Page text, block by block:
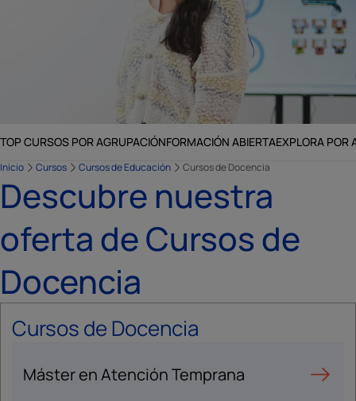
TOP CURSOS POR AGRUPACIÓNFORMACIÓN ABIERTAEXPLORA POR
Inicio Cursos Cursos de Educación Cursos de Docencia
Descubre nuestra
oferta de Cursos de
Docencia
Cursos de Docencia
Máster en Atención Temprana